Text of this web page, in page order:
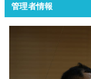
管理者情報